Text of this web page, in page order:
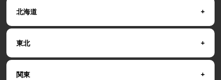
北海道
東北
関東